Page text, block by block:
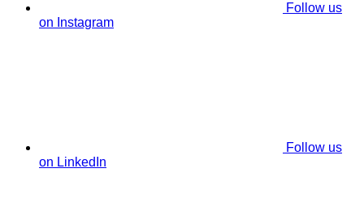
Follow us
on Instagram
Follow us
on LinkedIn